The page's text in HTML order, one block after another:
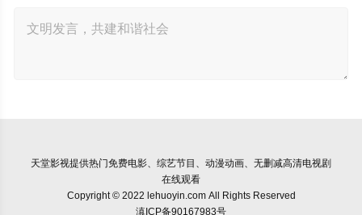
天堂影视提供热门免费电影、综艺节目、动漫动画、无删减高清电视剧
在线观看
Copyright © 2022 lehuoyin.com All Rights Reserved
滇ICP备90167983号